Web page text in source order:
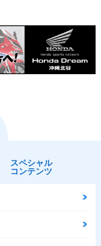
1988年 STEED 400
フラットバータイ
プ・新登場
スペシャル
コンテンツ